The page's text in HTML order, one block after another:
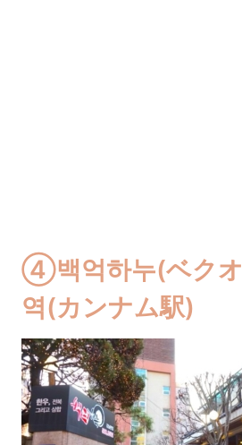
④백억하누(ベク
역(カンナム駅)